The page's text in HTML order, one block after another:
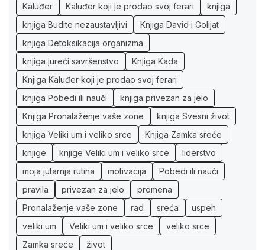
Kaluđer
Kaluđer koji je prodao svoj ferari
knjiga
knjiga Budite nezaustavljivi
Knjiga David i Golijat
knjiga Detoksikacija organizma
knjiga jureći savršenstvo
Knjiga Kada
Knjiga Kaluđer koji je prodao svoj ferari
knjiga Pobedi ili nauči
knjiga privezan za jelo
Knjiga Pronalaženje vaše zone
knjiga Svesni život
knjiga Veliki um i veliko srce
Knjiga Zamka sreće
knjige
knjige Veliki um i veliko srce
liderstvo
moja jutarnja rutina
motivacija
Pobedi ili nauči
pravila
privezan za jelo
promena
Pronalaženje vaše zone
rad sreća
uspeh
veliki um
Veliki um i veliko srce
veliko srce
Zamka sreće
život